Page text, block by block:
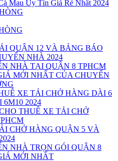
Mau Uy Tín Giá Rẻ Nhất 2024
QUẬN 12 VÀ BẢNG BÁO
NHÀ 2024
NHÀ TẠI QUẬN 8 TPHCM
MỚI NHẤT CỦA CHUYỂN
XE TẢI CHỞ HÀNG DÀI 6
2024
THUÊ XE TẢI CHỞ
CHỞ HÀNG QUẬN 5 VÀ
NHÀ TRỌN GÓI QUẬN 8
MỚI NHẤT